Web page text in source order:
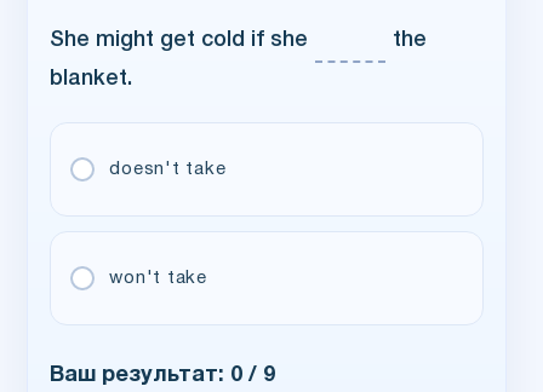
She might get cold if she
the
blanket.
doesn't take
won't take
Ваш результат: 0 / 9